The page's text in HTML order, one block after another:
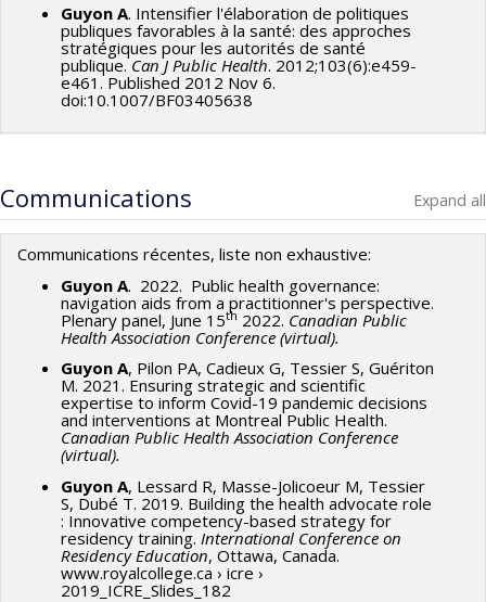
Guyon A. Intensifier l'élaboration de politiques
publiques favorables à la santé: des approches
stratégiques pour les autorités de santé
publique.Can J Public Health. 2012;103(6):e459-
e461. Published 2012 Nov 6.
doi:10.1007/BF03405638
Communications Expand all
Communications récentes, liste non exhaustive:
Guyon A. 2022. Public health governance:
navigation aids from a practitionner's perspective.
Plenary panel, June 15th 2022. Canadian Public
Health Association Conference (virtual).
Guyon A, Pilon PA, Cadieux G, Tessier S, Guériton
M. 2021. Ensuring strategic and scientific
expertise to inform Covid-19 pandemic decisions
and interventions at Montreal Public Health.
Canadian Public Health Association Conference
(virtual).
Guyon A, Lessard R, Masse-Jolicoeur M, Tessier
S, Dubé T. 2019. Building the health advocate role
: Innovative competency-based strategy for
residency training. International Conference on
Residency Education, Ottawa, Canada.
www.royalcollege.ca › icre ›
2019_ICRE_Slides_182